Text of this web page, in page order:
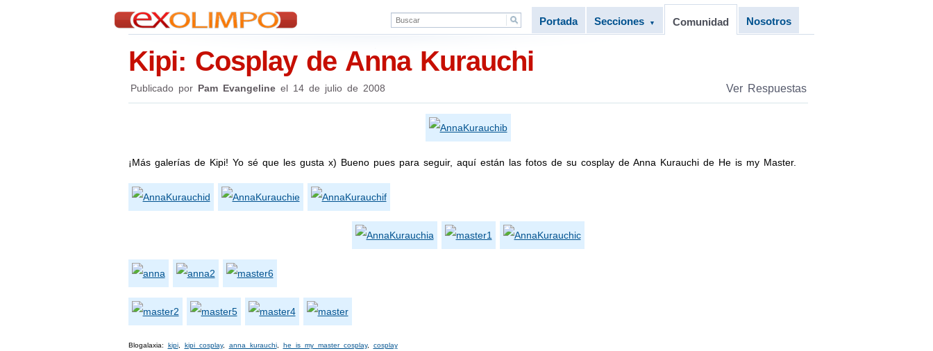
Portada Secciones ▼ Comunidad Nosotros
Kipi: Cosplay de Anna Kurauchi
Publicado por Pam Evangelineel 14 de julio de 2008 Ver Respuestas
¡Más galerías de Kipi! Yo sé que les gusta x) Bueno pues para seguir, aquí están las fotos de su cosplay de Anna Kurauchi de He is my Master.
Blogalaxia: kipi, kipi cosplay, anna kurauchi, he is my master cosplay, cosplay